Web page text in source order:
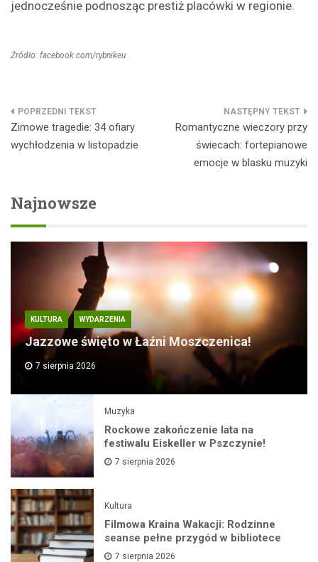
jednocześnie podnosząc prestiż placówki w regionie.
Źródło: facebook.com/rybnikeu
Nawigacja
wpisu
Zimowe tragedie: 34 ofiary
wychłodzenia w listopadzie
Romantyczne wieczory przy
świecach: fortepianowe
emocje w blasku muzyki
Najnowsze
KULTURA WYDARZENIA
Jazzowe święto w Łaźni Moszczenica!
7 sierpnia 2026
Muzyka
Rockowe zakończenie lata na
festiwalu Eiskeller w Pszczynie!
7 sierpnia 2026
Kultura
Filmowa Kraina Wakacji: Rodzinne
seanse pełne przygód w bibliotece
7 sierpnia 2026